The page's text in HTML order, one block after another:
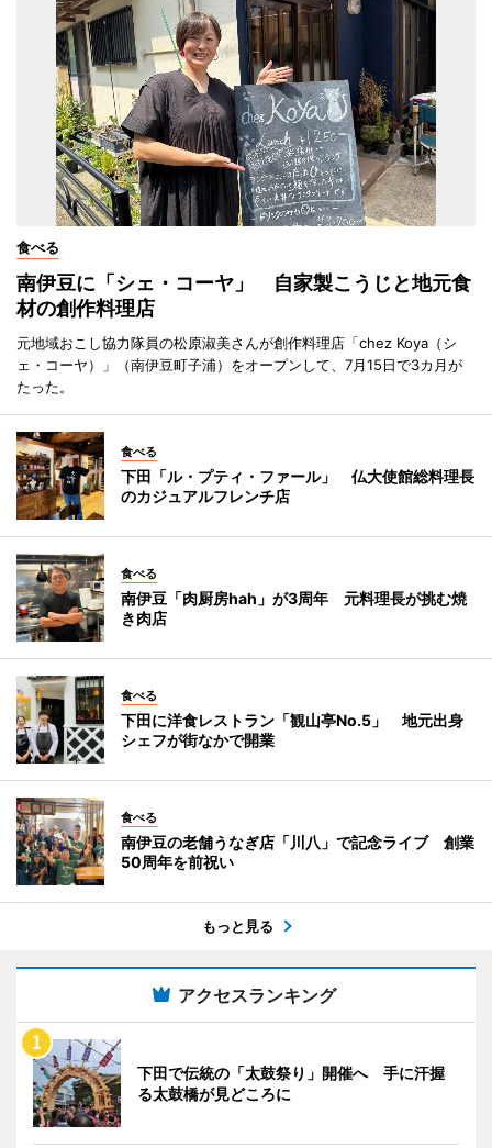
食べる
南伊豆に「シェ・コーヤ」 自家製こうじと地元食
材の創作料理店
元地域おこし協力隊員の松原淑美さんが創作料理店「chez Koya（シ
ェ・コーヤ）」（南伊豆町子浦）をオープンして、7月15日で3カ月が
たった。
食べる
下田「ル・プティ・ファール」 仏大使館総料理長
のカジュアルフレンチ店
食べる
南伊豆「肉厨房hah」が3周年 元料理長が挑む焼
き肉店
食べる
下田に洋食レストラン「観山亭No.5」 地元出身
シェフが街なかで開業
食べる
南伊豆の老舗うなぎ店「川八」で記念ライブ 創業
50周年を前祝い
もっと見る
アクセスランキング
下田で伝統の「太鼓祭り」開催へ 手に汗握
る太鼓橋が見どころに